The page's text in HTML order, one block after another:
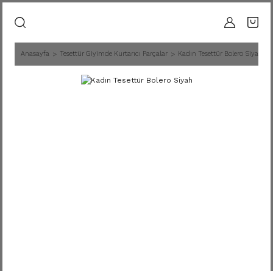
Anasayfa Tesettür Giyimde Kurtarıcı Parçalar Kadın Tesettür Bolero Siyah